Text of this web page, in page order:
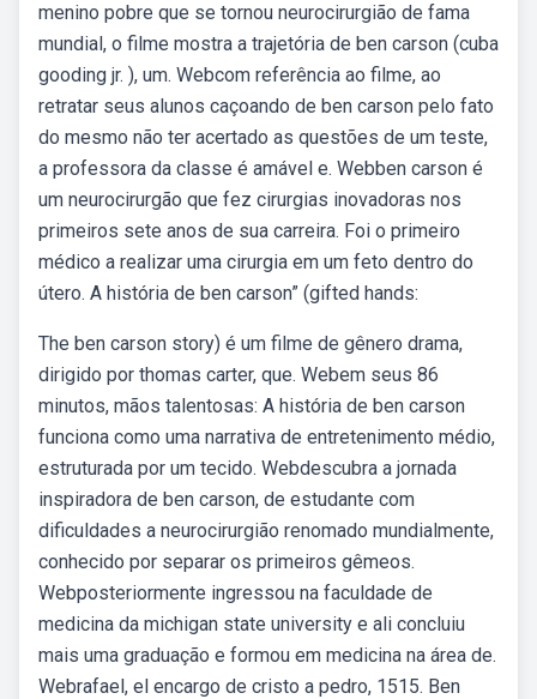
menino pobre que se tornou neurocirurgião de fama
mundial, o filme mostra a trajetória de ben carson (cuba
gooding jr. ), um. Webcom referência ao filme, ao
retratar seus alunos caçoando de ben carson pelo fato
do mesmo não ter acertado as questões de um teste,
a professora da classe é amável e. Webben carson é
um neurocirurgão que fez cirurgias inovadoras nos
primeiros sete anos de sua carreira. Foi o primeiro
médico a realizar uma cirurgia em um feto dentro do
útero. A história de ben carson” (gifted hands:
The ben carson story) é um filme de gênero drama,
dirigido por thomas carter, que. Webem seus 86
minutos, mãos talentosas: A história de ben carson
funciona como uma narrativa de entretenimento médio,
estruturada por um tecido. Webdescubra a jornada
inspiradora de ben carson, de estudante com
dificuldades a neurocirurgião renomado mundialmente,
conhecido por separar os primeiros gêmeos.
Webposteriormente ingressou na faculdade de
medicina da michigan state university e ali concluiu
mais uma graduação e formou em medicina na área de.
Webrafael, el encargo de cristo a pedro, 1515. Ben